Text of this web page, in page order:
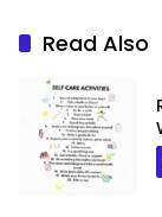
Read Also